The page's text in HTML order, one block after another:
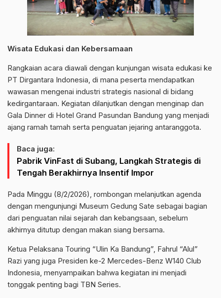
Wisata Edukasi dan Kebersamaan
Rangkaian acara diawali dengan kunjungan wisata edukasi ke
PT Dirgantara Indonesia, di mana peserta mendapatkan
wawasan mengenai industri strategis nasional di bidang
kedirgantaraan. Kegiatan dilanjutkan dengan menginap dan
Gala Dinner di Hotel Grand Pasundan Bandung yang menjadi
ajang ramah tamah serta penguatan jejaring antaranggota.
Baca juga:
Pabrik VinFast di Subang, Langkah Strategis di
Tengah Berakhirnya Insentif Impor
Pada Minggu (8/2/2026), rombongan melanjutkan agenda
dengan mengunjungi Museum Gedung Sate sebagai bagian
dari penguatan nilai sejarah dan kebangsaan, sebelum
akhirnya ditutup dengan makan siang bersama.
Ketua Pelaksana Touring “Ulin Ka Bandung”, Fahrul “Alul”
Razi yang juga Presiden ke-2 Mercedes-Benz W140 Club
Indonesia, menyampaikan bahwa kegiatan ini menjadi
tonggak penting bagi TBN Series.